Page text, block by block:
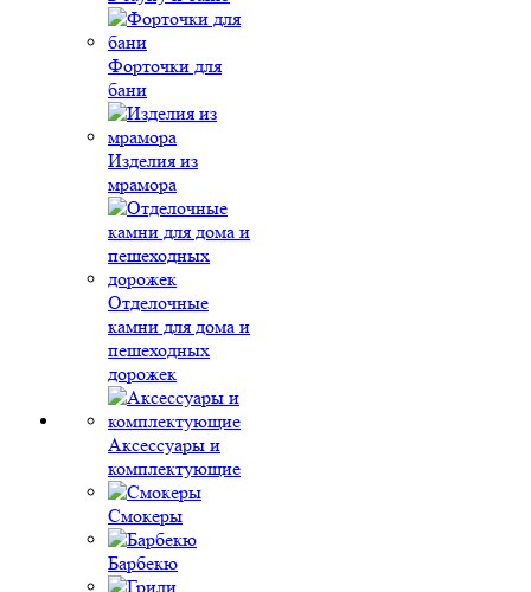
Форточки для
бани
Изделия из
мрамора
Отделочные
камни для дома и
пешеходных
дорожек
Аксессуары и
комплектующие
Смокеры
Барбекю